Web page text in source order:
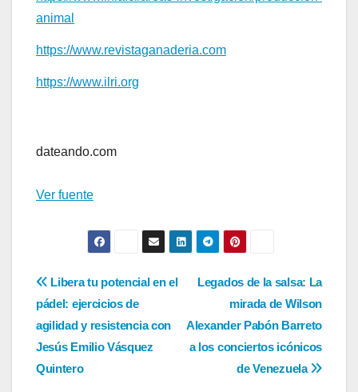
animal
https://www.revistaganaderia.com
https://www.ilri.org
de
entradas
dateando.com
Ver fuente
Navegación
de
entradas
Legados de la salsa: La
mirada de Wilson
Alexander Pabón Barreto
a los conciertos icónicos
de Venezuela
Libera tu potencial en el
pádel: ejercicios de
agilidad y resistencia con
Jesús Emilio Vásquez
Quintero